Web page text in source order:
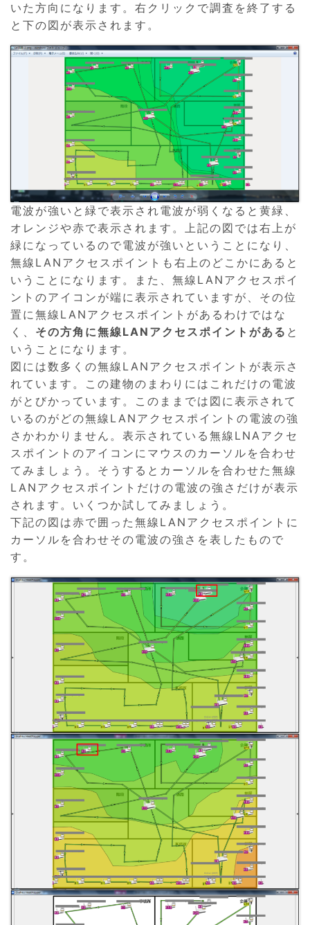
いた方向になります。右クリックで調査を終了する
と下の図が表示されます。
電波が強いと緑で表示され電波が弱くなると黄緑、
オレンジや赤で表示されます。上記の図では右上が
緑になっているので電波が強いということになり、
無線LANアクセスポイントも右上のどこかにあると
いうことになります。また、無線LANアクセスポイ
ントのアイコンが端に表示されていますが、その位
置に無線LANアクセスポイントがあるわけではな
く、 その方角に無線LANアクセスポイントがある と
いうことになります。
図には数多くの無線LANアクセスポイントが表示さ
れています。この建物のまわりにはこれだけの電波
がとびかっています。このままでは図に表示されて
いるのがどの無線LANアクセスポイントの電波の強
さかわかりません。表示されている無線LNAアクセ
スポイントのアイコンにマウスのカーソルを合わせ
てみましょう。そうするとカーソルを合わせた無線
LANアクセスポイントだけの電波の強さだけが表示
されます。いくつか試してみましょう。
下記の図は赤で囲った無線LANアクセスポイントに
カーソルを合わせその電波の強さを表したもので
す。